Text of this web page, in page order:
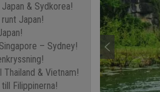
& Sydkorea!
Japan!
– Sydney!
Thailand & Vietnam!
Filippinerna!